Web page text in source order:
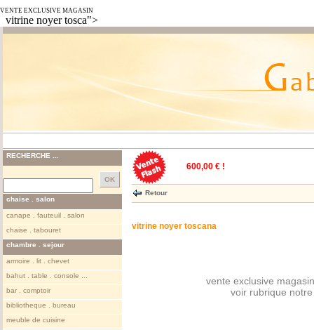
VENTE EXCLUSIVE MAGASIN
vitrine noyer tosca">
RECHERCHE ...
chaise . salon
canape . fauteuil . salon
chaise . tabouret
chambre . sejour
armoire . lit . chevet
bahut . table . console ...
bar . comptoir
bibliotheque . bureau
meuble de cuisine
600,00 € !
Retour
vitrine noyer toscana
vente exclusive
voir rubrique